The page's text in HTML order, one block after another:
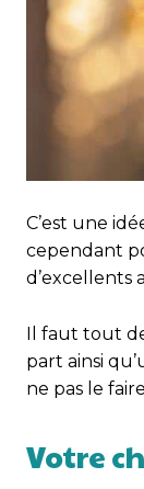
C’est une
cependant
d’excellents
Il faut tout
part ainsi
ne pas le
Votre